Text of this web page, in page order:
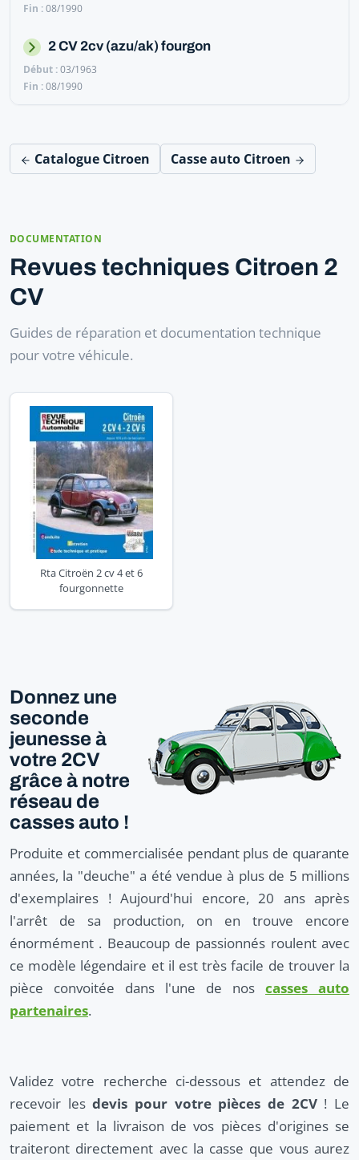
08/1990
2 CV 2cv (azu/ak) fourgon
03/1963
08/1990
Catalogue Citroen Casse auto Citroen
DOCUMENTATION
Revues techniques Citroen 2
CV
Guides de réparation et documentation technique
pour votre véhicule.
Rta Citroën 2 cv 4 et 6
fourgonnette
Donnez une
seconde
jeunesse à
votre 2CV
grâce à notre
réseau de
casses auto !
Produite et commercialisée pendant plus de quarante
années, la "deuche" a été vendue à plus de 5 millions
d'exemplaires ! Aujourd'hui encore, 20 ans après
l'arrêt de sa production, on en trouve encore
énormément . Beaucoup de passionnés roulent avec
ce modèle légendaire et il est très facile de trouver la
pièce convoitée dans l'une de nos casses auto
partenaires.
Validez votre recherche ci-dessous et attendez de
recevoir lesdevis pour votre pièces de 2CV! Le
paiement et la livraison de vos pièces d'origines se
traiteront directement avec la casse que vous aurez